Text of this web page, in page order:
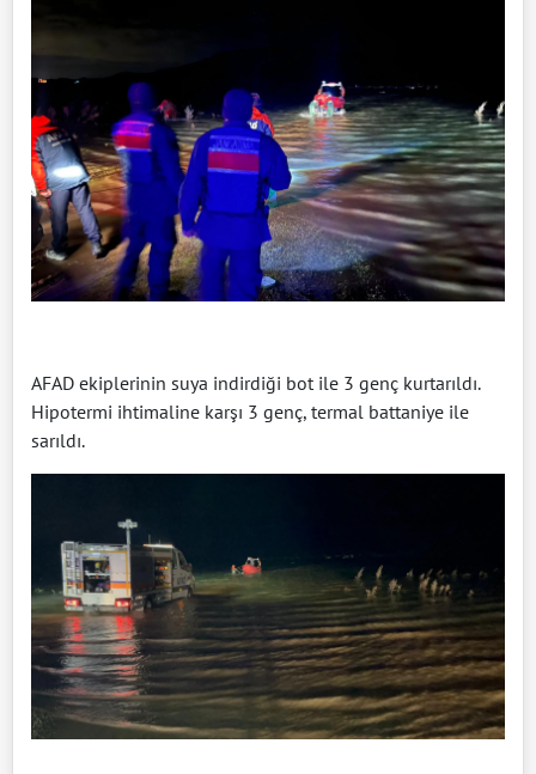
AFAD ekiplerinin suya indirdiği bot ile 3 genç kurtarıldı.
Hipotermi ihtimaline karşı 3 genç, termal battaniye ile
sarıldı.